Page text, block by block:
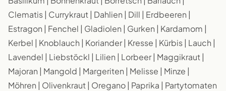
Clematis | Currykraut | Dahlien | Dill | Erdbeeren |
Estragon | Fenchel | Gladiolen | Gurken | Kardamom |
Kerbel | Knoblauch | Koriander | Kresse | Kürbis | Lauch |
Lavendel | Liebstöckl | Lilien | Lorbeer | Maggikraut |
Majoran | Mangold | Margeriten | Melisse | Minze |
Möhren | Olivenkraut | Oregano | Paprika | Partytomaten